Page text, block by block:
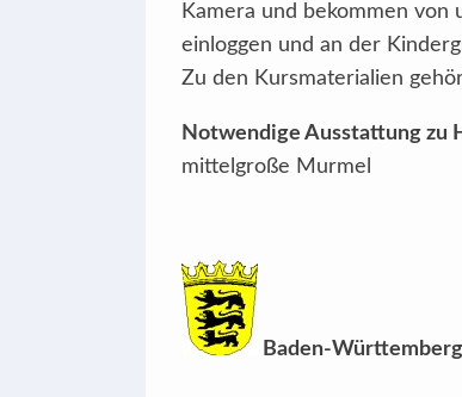
Kamera und bekommen von
einloggen und an der
Zu den Kursmaterialien
Notwendige Ausstattung zu
mittelgroße Murmel
Baden-Württemberg